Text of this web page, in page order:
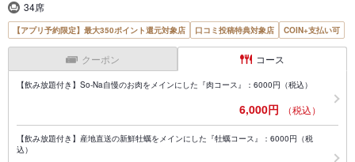
34席
【アプリ予約限定】最大350ポイント還元対象店 口コミ投稿特典対象店 COIN+支払い可
クーポン コース
【飲み放題付き】So-Na自慢のお肉をメインにした『肉コース』：6000円（税込）
6,000円 （税込）
【飲み放題付き】産地直送の新鮮牡蠣をメインにした『牡蠣コース』：6000円（税
込）